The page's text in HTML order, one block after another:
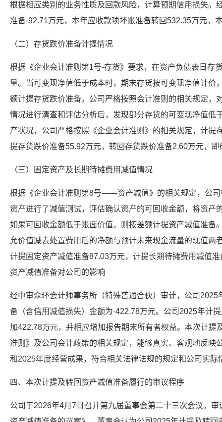
根据相应类别的业务性质及回款风险，计算预期信用损失。
准备-92.71万元，本年应收款项坏账准备转回532.35万元，
（二）存货跌价准备计提情况
根据《企业会计准则第1号-存货》要求，在资产负债表日存
量。当可变现净值低于成本时，期末存货按可变现净值计价
额计提存货跌价准备。公司严格按照会计准则的相关规定，
情况进行清查和评估分析后，发现部分存货的可变现净值低
产状况，公司严格按照《企业会计准则》的相关规定，计提
提存货跌价准备55.92万元，转回存货跌价准备2.60万元，
（三）固定资产及长期待摊费用减值情况
根据《企业会计准则第8号——资产减值》的相关规定，公
资产进行了减值测试，评估确认资产的可回收金额，将资产
如果可回收金额低于账面价值，则按差额计提资产减值准备
允价值减去处置费用后的净额与预计未来现金流量的现值两
计提固定资产减值准备87.03万元，计提长期待摊费用减值
资产减值准备对公司的影响
经中审众环会计师事务所（特殊普通合伙）审计，公司
备（含信用减值损失）金额为-422.78万元。公司2025年计
加422.78万元，并相应增加报告期末所有者权益。本次计提
准则》及公司会计政策的相关规定，能够真实、客观地反映
和2025年度经营成果，符合相关法律法规的规定和公司实际
四、本次计提及转回资产减值准备履行的审议程序
公司于2026年4月7日召开第九届董事会第二十三次会议，